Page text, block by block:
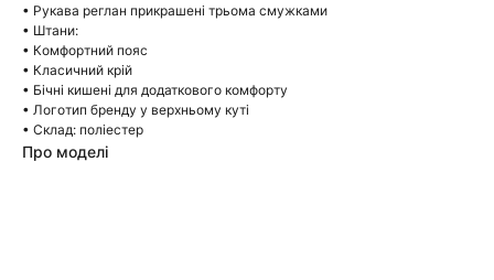
• Рукава реглан прикрашені трьома смужками
• Штани:
• Комфортний пояс
• Класичний крій
• Бічні кишені для додаткового комфорту
• Логотип бренду у верхньому куті
• Склад: поліестер
Про моделі